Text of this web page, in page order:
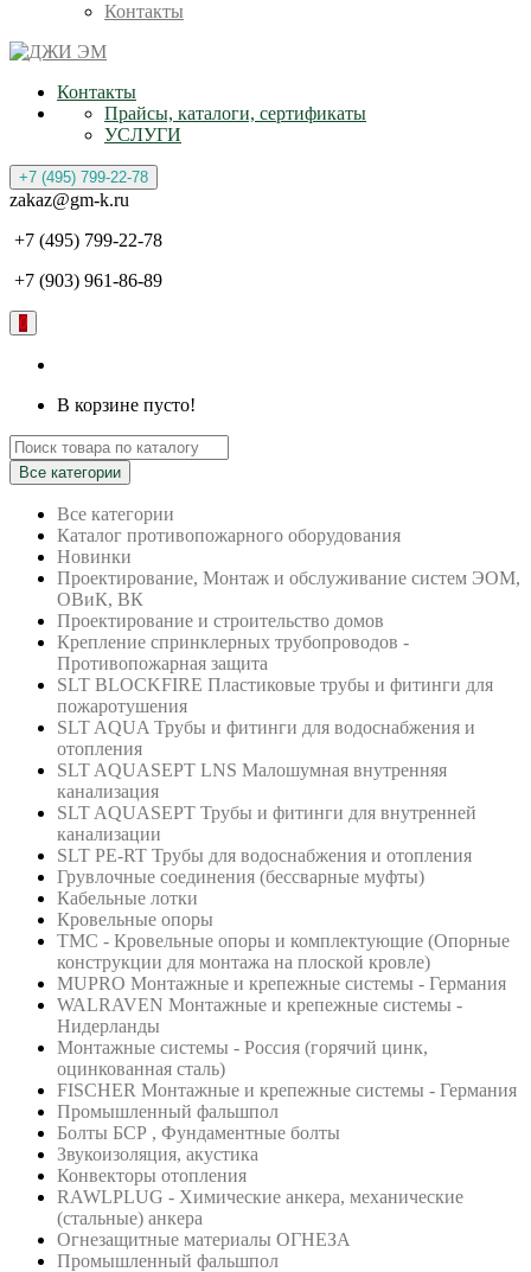
Контакты
Контакты
Прайсы, каталоги, сертификаты
УСЛУГИ
+7 (495) 799-22-78
zakaz@gm-k.ru
+7 (495) 799-22-78
+7 (903) 961-86-89
0
В корзине пусто!
Все категории
Все категории
Каталог противопожарного оборудования
Новинки
Проектирование, Монтаж и обслуживание систем ЭОМ,
ОВиК, ВК
Проектирование и строительство домов
Крепление спринклерных трубопроводов -
Противопожарная защита
SLT BLOCKFIRE Пластиковые трубы и фитинги для
пожаротушения
SLT AQUA Трубы и фитинги для водоснабжения и
отопления
SLT AQUASEPT LNS Малошумная внутренняя
канализация
SLT AQUASEPT Трубы и фитинги для внутренней
канализации
SLT PE-RT Трубы для водоснабжения и отопления
Грувлочные соединения (бессварные муфты)
Кабельные лотки
Кровельные опоры
ТМС - Кровельные опоры и комплектующие (Опорные
конструкции для монтажа на плоской кровле)
MUPRO Монтажные и крепежные системы - Германия
WALRAVEN Монтажные и крепежные системы -
Нидерланды
Монтажные системы - Россия (горячий цинк,
оцинкованная сталь)
FISCHER Монтажные и крепежные системы - Германия
Промышленный фальшпол
Болты БСР , Фундаментные болты
Звукоизоляция, акустика
Конвекторы отопления
RAWLPLUG - Химические анкера, механические
(стальные) анкера
Огнезащитные материалы ОГНЕЗА
Промышленный фальшпол